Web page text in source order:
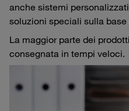
anche sistemi
soluzioni speciali sulla
La maggior parte dei
consegnata in tempi veloci.